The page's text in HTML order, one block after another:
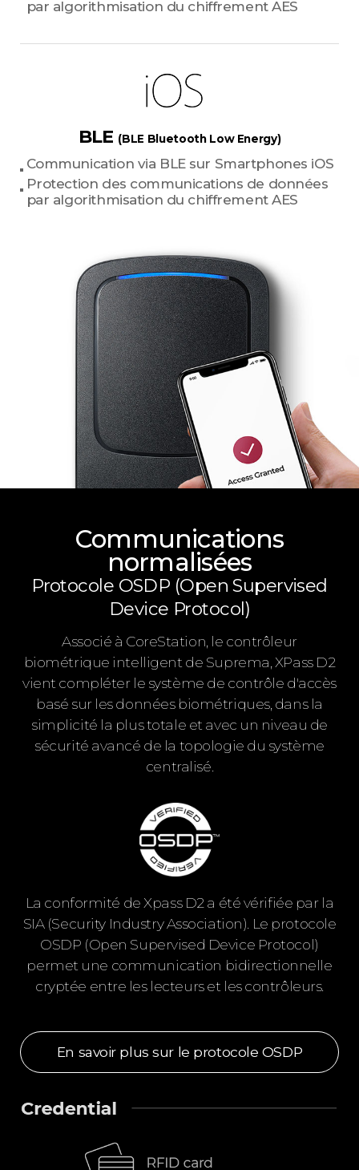
par algorithmisation du chiffrement AES
BLE (BLE Bluetooth Low Energy)
Communication via BLE sur Smartphones iOS
Protection des communications de données
par algorithmisation du chiffrement AES
Communications
normalisées
Protocole OSDP (Open Supervised
Device Protocol)
Associé à CoreStation, le contrôleur
biométrique intelligent de Suprema, XPass D2
vient compléter le système de contrôle d'accès
basé sur les données biométriques, dans la
simplicité la plus totale et avec un niveau de
sécurité avancé de la topologie du système
centralisé.
La conformité de Xpass D2 a été vérifiée par la
SIA (Security Industry Association). Le protocole
OSDP (Open Supervised Device Protocol)
permet une communication bidirectionnelle
cryptée entre les lecteurs et les contrôleurs.
En savoir plus sur le protocole OSDP